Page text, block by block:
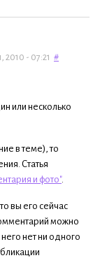
2010 - 07:21 #
или несколько
в теме), то
Статья
и фото".
вы его сейчас
можно
нет ни одного